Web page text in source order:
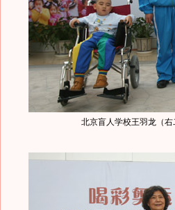
北京盲人学校王羽龙（